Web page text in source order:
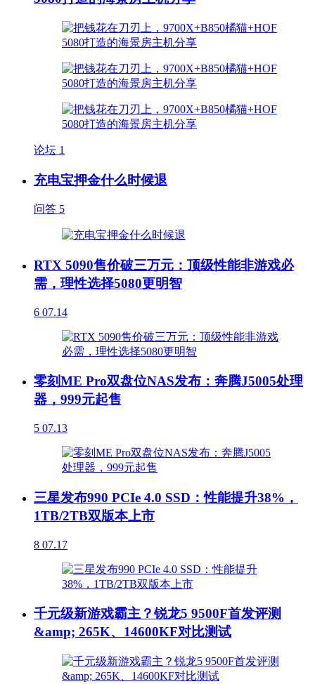
论坛 1
充电宝押金什么时候退
问答 5
RTX 5090售价破三万元：顶级性能非游戏必
需，理性选择5080更明智
6 07.14
零刻ME Pro双盘位NAS发布：奔腾J5005处理
器，999元起售
5 07.13
三星发布990 PCIe 4.0 SSD：性能提升38%，
1TB/2TB双版本上市
8 07.17
千元级新游戏霸主？锐龙5 9500F首发评测
&amp; 265K、14600KF对比测试